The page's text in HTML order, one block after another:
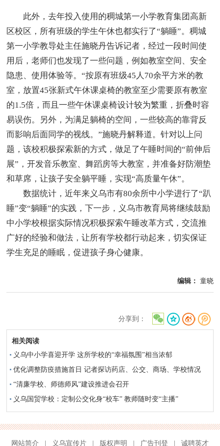
此外，去年投入使用的稠城第一小学教育集团高新
区校区，所有班级的学生午休也都实行了“躺睡”。稠城
第一小学教导处主任施晓丹告诉记者，经过一段时间使
用后，老师们也发现了一些问题，例如教室空间、安全
隐患、使用体验等。“按原有班级45人70余平方米的教
室，放置45张新式午休课桌椅的教室至少需要原有教室
的1.5倍，而且一些午休课桌椅设计较为繁重，折叠时容
易误伤。另外，为满足躺椅的空间，一些较高的靠背反
而影响后面同学的视线。”施晓丹解释道。针对以上问
题，该校积极探索新的方式，做足了午睡时间的“前伸后
展”，开发音乐教室、舞蹈房等大教室，并准备好防潮垫
和草席，让孩子安全躺平睡，实现“高质量午休”。
数据统计，近年来义乌市有80余所中小学进行了“趴
睡”变“躺睡”的实践，下一步，义乌市教育局将继续鼓励
中小学校根据实际情况积极探索午睡改革方式，交流推
广好的经验和做法，让所有学校都行动起来，切实保证
学生充足的睡眠，促进孩子身心健康。
编辑： 童晓
分享到：
相关阅读
义乌中小学喜迎开学 这所学校的“幸福氛围”相当浓郁
优化调整防疫措施首日 记者探访药店、公交、商场、学校情况
“清廉学校、师德师风”建设推进会召开
义乌国贸学校：定制公交化身“校车” 教师随时变“主播”
网站简介 | 义乌宣传片 | 版权声明 | 广告刊登 | 诚聘英才